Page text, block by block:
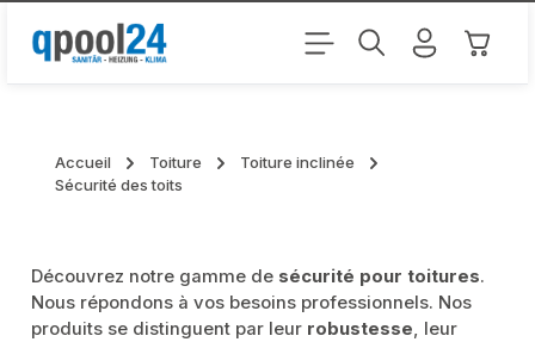
Passer au contenu principal Le
Accueil Toiture
Toiture inclinée
Sécurité des toits
Découvrez notre gamme de sécurité pour toitures.
Nous répondons à vos besoins professionnels. Nos
produits se distinguent par leur robustesse, leur